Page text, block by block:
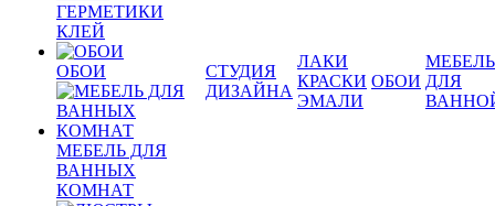
ГЕРМЕТИКИ
КЛЕЙ
ОБОИ
МЕБЕЛЬ ДЛЯ
ВАННЫХ
КОМНАТ
СТУДИЯ
ДИЗАЙНА
ЛАКИ
КРАСКИ
ЭМАЛИ
ОБОИ
МЕБЕЛЬ
ДЛЯ